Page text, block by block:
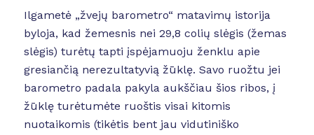
Ilgametė „žvejų barometro“ matavimų istorija
byloja, kad žemesnis nei 29,8 colių slėgis (žemas
slėgis) turėtų tapti įspėjamuoju ženklu apie
gresiančią nerezultatyvią žūklę. Savo ruožtu jei
barometro padala pakyla aukščiau šios ribos, į
žūklę turėtumėte ruoštis visai kitomis
nuotaikomis (tikėtis bent jau vidutiniško